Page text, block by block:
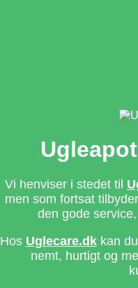
Vi henviser i stedet til
men som fortsat
den gode
Hos Uglecare.dkkan du
nemt, hurtigt og